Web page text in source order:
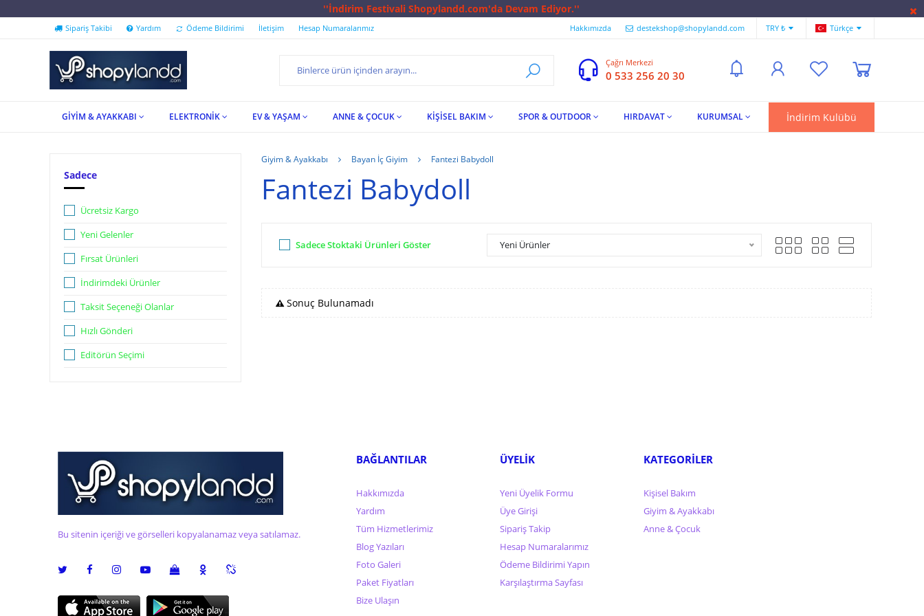
''İndirim Festivali Shopylandd.com'da Devam Ediyor.''
Sipariş Takibi Yardım Ödeme Bildirimi İletişim Hesap Numaralarımız Hakkımızda destekshop@shopylandd.com TRY ₺ Türkçe
Çağrı Merkezi
0 533 256 20 30
GİYİM & AYAKKABI ELEKTRONİK EV & YAŞAM ANNE & ÇOCUK KİŞİSEL BAKIM SPOR & OUTDOOR HIRDAVAT KURUMSAL İndirim Kulübü
Sadece
Ücretsiz Kargo
Yeni Gelenler
Fırsat Ürünleri
İndirimdeki Ürünler
Taksit Seçeneği Olanlar
Hızlı Gönderi
Editörün Seçimi
Giyim & Ayakkabı Bayan İç Giyim Fantezi Babydoll
Fantezi Babydoll
Sadece Stoktaki Ürünleri Göster Yeni Ürünler
Sonuç Bulunamadı
Bu sitenin içeriği ve görselleri kopyalanamaz veya satılamaz.
BAĞLANTILAR
Hakkımızda
Yardım
Tüm Hizmetlerimiz
Blog Yazıları
Foto Galeri
Paket Fiyatları
Bize Ulaşın
ÜYELİK
Yeni Üyelik Formu
Üye Girişi
Sipariş Takip
Hesap Numaralarımız
Ödeme Bildirimi Yapın
Karşılaştırma Sayfası
KATEGORİLER
Kişisel Bakım
Giyim & Ayakkabı
Anne & Çocuk